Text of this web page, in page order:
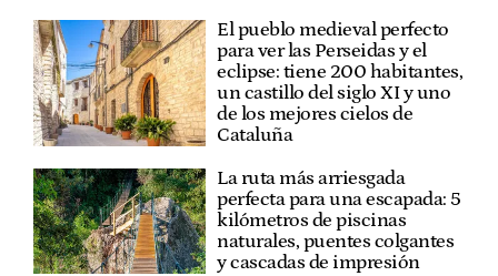
El pueblo medieval perfecto
para ver las Perseidas y el
eclipse: tiene 200 habitantes,
un castillo del siglo XI y uno
de los mejores cielos de
Cataluña
La ruta más arriesgada
perfecta para una escapada: 5
kilómetros de piscinas
naturales, puentes colgantes
y cascadas de impresión